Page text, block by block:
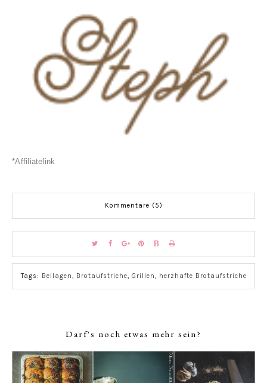
*Affiliatelink
Kommentare (5)
Tags: Beilagen, Brotaufstriche, Grillen, herzhafte Brotaufstriche
Darf's noch etwas mehr sein?